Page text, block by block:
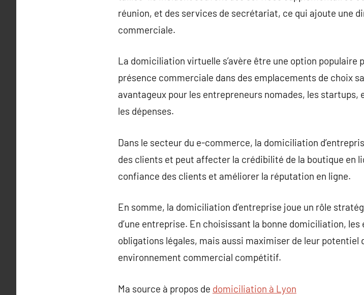
réunion, et des services de secrétariat, ce qui ajoute une
commerciale.
La domiciliation virtuelle s’avère être une option
présence commerciale dans des emplacements de choix
avantageux pour les entrepreneurs nomades, les
les dépenses.
Dans le secteur du e-commerce, la domiciliation
des clients et peut affecter la crédibilité de la boutique en
confiance des clients et améliorer la réputation en ligne.
En somme, la domiciliation d’entreprise joue un rôle
d’une entreprise. En choisissant la bonne domiciliation,
obligations légales, mais aussi maximiser de leur potentiel
environnement commercial compétitif.
Ma source à propos de domiciliation à Lyon